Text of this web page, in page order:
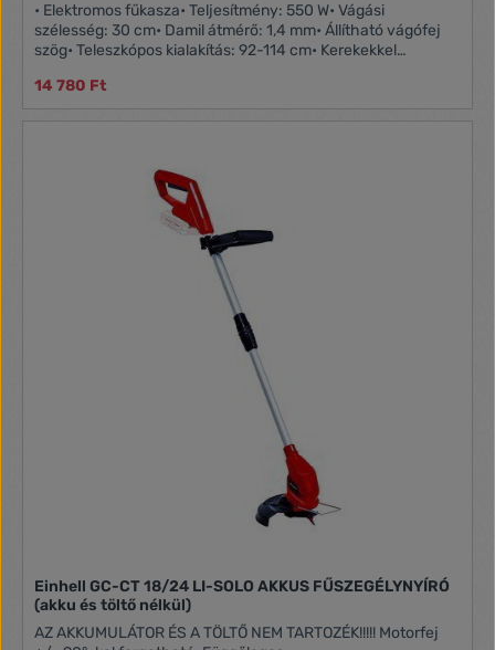
• Elektromos fűkasza• Teljesítmény: 550 W• Vágási
szélesség: 30 cm• Damil átmérő: 1,4 mm• Állítható vágófej
szög• Teleszkópos kialakítás: 92-114 cm• Kerekekkel
9012 damil orsó• FZS 9011 tekercs fedél• FZS 9008 / 9017 /
9019 damil
14 780 Ft
Einhell GC-CT 18/24 LI-SOLO AKKUS FŰSZEGÉLYNYÍRÓ
(akku és töltő nélkül)
AZ AKKUMULÁTOR ÉS A TÖLTŐ NEM TARTOZÉK!!!!! Motorfej